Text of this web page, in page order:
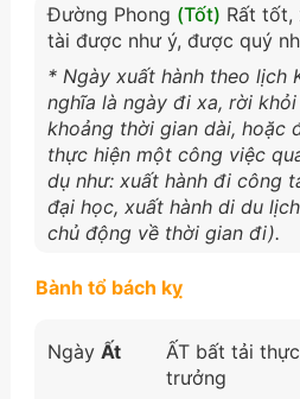
Đường Phong (Tốt) Rất tốt,
tài được như ý, được quý
* Ngày xuất hành theo lịch
nghĩa là ngày đi xa, rời
khoảng thời gian dài, hoặc
thực hiện một công việc
dụ như: xuất hành đi công
đại học, xuất hành di du
chủ động về thời gian đi).
Bành tổ bách kỵ
Ngày Ất
ẤT bất tải
trưởng